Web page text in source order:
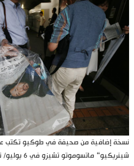
نسخة إضافية من صحيفة في طوكيو تكتب
شينريكيو“ ماتسوموتو تشيزو في 6 يوليو/ تموز 2018. (© جيجي برس)